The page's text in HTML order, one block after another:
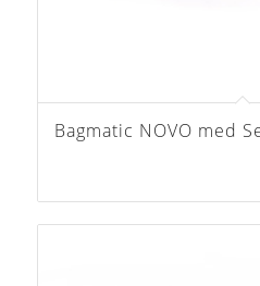
Bagmatic NOVO med